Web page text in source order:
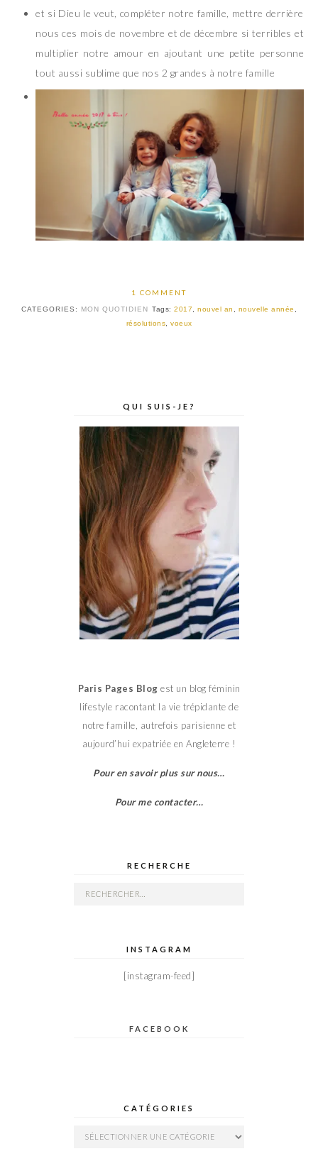
et si Dieu le veut, compléter notre famille, mettre derrière
nous ces mois de novembre et de décembre si terribles et
multiplier notre amour en ajoutant une petite personne
tout aussi sublime que nos 2 grandes à notre famille
1 COMMENT
CATEGORIES: MON QUOTIDIEN Tags: 2017 nouvel an nouvelle année
résolutions
voeux
QUI SUIS-JE?
Paris Pages Blog est un blog féminin
lifestyle racontant la vie trépidante de
notre famille, autrefois parisienne et
aujourd’hui expatriée en Angleterre !
Pour en savoir plus sur nous…
Pour me contacter…
RECHERCHE
Rechercher :
INSTAGRAM
[instagram-feed]
FACEBOOK
CATÉGORIES
Catégories